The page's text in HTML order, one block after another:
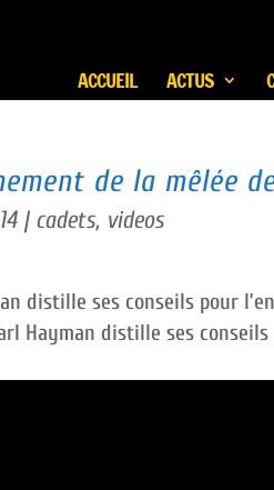
ACCUEIL ACTUS
de la mêlée
| cadets, videos
distille ses conseils pour
Hayman distille ses